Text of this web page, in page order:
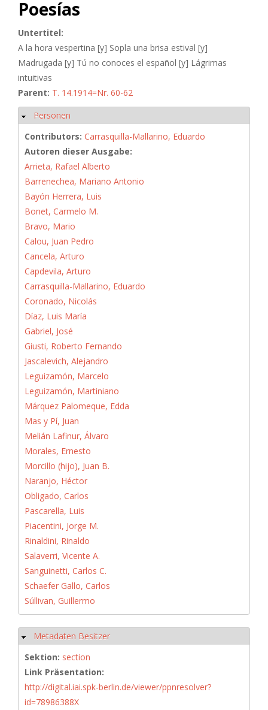
Poesías
Untertitel:
A la hora vespertina [y] Sopla una brisa estival [y]
Madrugada [y] Tú no conoces el español [y] Lágrimas
intuitivas
Parent: T. 14.1914=Nr. 60-62
Hide
Personen
Contributors: Carrasquilla-Mallarino, Eduardo
Autoren dieser Ausgabe:
Arrieta, Rafael Alberto
Barrenechea, Mariano Antonio
Bayón Herrera, Luis
Bonet, Carmelo M.
Bravo, Mario
Calou, Juan Pedro
Cancela, Arturo
Capdevila, Arturo
Carrasquilla-Mallarino, Eduardo
Coronado, Nicolás
Díaz, Luis María
Gabriel, José
Giusti, Roberto Fernando
Jascalevich, Alejandro
Leguizamón, Marcelo
Leguizamón, Martiniano
Márquez Palomeque, Edda
Mas y Pí, Juan
Melián Lafinur, Álvaro
Morales, Ernesto
Morcillo (hijo), Juan B.
Naranjo, Héctor
Obligado, Carlos
Pascarella, Luis
Piacentini, Jorge M.
Rinaldini, Rinaldo
Salaverri, Vicente A.
Sanguinetti, Carlos C.
Schaefer Gallo, Carlos
Súllivan, Guillermo
Hide
Metadaten Besitzer
Sektion: section
Link Präsentation:
http://digital.iai.spk-berlin.de/viewer/ppnresolver?
id=78986388X